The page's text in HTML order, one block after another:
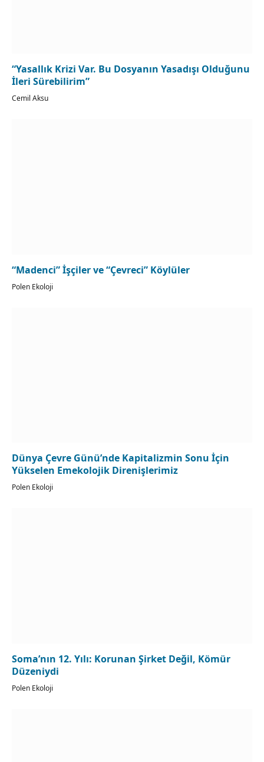
“Yasallık Krizi Var. Bu Dosyanın Yasadışı Olduğunu
İleri Sürebilirim”
Cemil Aksu
“Madenci” İşçiler ve “Çevreci” Köylüler
Polen Ekoloji
Dünya Çevre Günü’nde Kapitalizmin Sonu İçin
Yükselen Emekolojik Direnişlerimiz
Polen Ekoloji
Soma’nın 12. Yılı: Korunan Şirket Değil, Kömür
Düzeniydi
Polen Ekoloji